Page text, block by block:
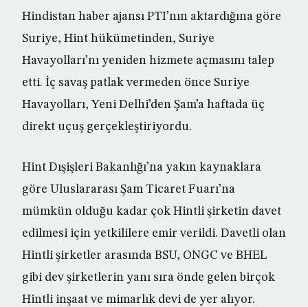
Hindistan haber ajansı PTI’nın aktardığına göre
Suriye, Hint hükümetinden, Suriye
Havayolları’nı yeniden hizmete açmasını talep
etti. İç savaş patlak vermeden önce Suriye
Havayolları, Yeni Delhi’den Şam’a haftada üç
direkt uçuş gerçekleştiriyordu.
Hint Dışişleri Bakanlığı’na yakın kaynaklara
göre Uluslararası Şam Ticaret Fuarı’na
mümkün olduğu kadar çok Hintli şirketin davet
edilmesi için yetkililere emir verildi. Davetli olan
Hintli şirketler arasında BSU, ONGC ve BHEL
gibi dev şirketlerin yanı sıra önde gelen birçok
Hintli inşaat ve mimarlık devi de yer alıyor.